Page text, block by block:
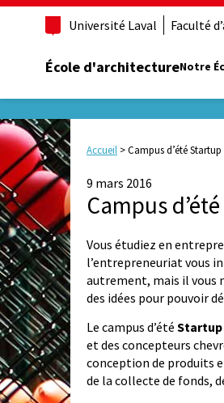
Université Laval Faculté
École d'architectureNotre
Accueil >Campus d’été
9 mars 2016
Campus
Vous étudiez en
l’entrepreneuriat vous
autrement, mais il vous
des idées pour pouvoir
Le campus d’été Startup
et des concepteurs
conception de produits
de la collecte de fonds,